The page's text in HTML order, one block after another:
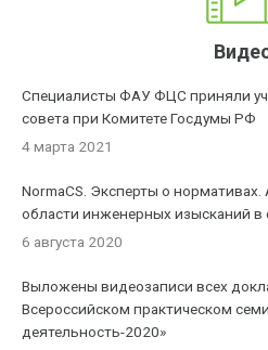
Специалисты ФАУ ФЦС приняли
совета при Комитете Госдумы РФ
4 марта 2021
NormaCS. Эксперты о нормативах.
области инженерных изысканий в
6 августа 2020
Выложены видеозаписи всех
Всероссийском практическом
деятельность-2020»